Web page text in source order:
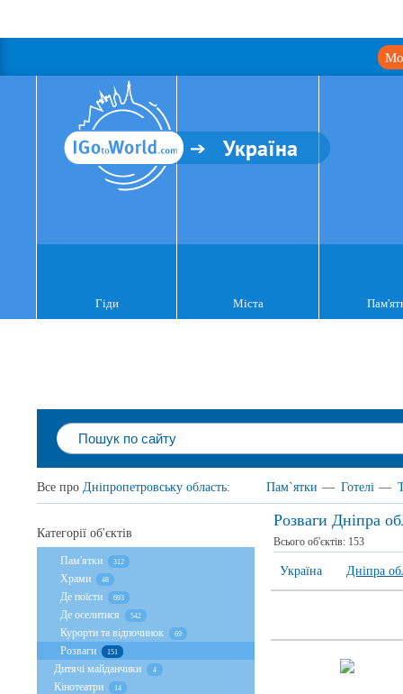
Україна
Гіди Міста
Все про Дніпропетровську область: Пам`ятки — Готелі —
Розваги Дніпра
Всього об'єктів: 153
Україна Дніпра
Категорії об'єктів
Пам'ятки 312
Храми 48
Де поїсти 693
Де оселитися 542
Курорти та відпочинок 69
Розваги 151
Дитячі майданчики 4
Кінотеатри 14